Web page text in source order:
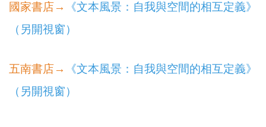
國家書店→ 《文本風景：自我與空間的相互定義》
（另開視窗）
五南書店→ 《文本風景：自我與空間的相互定義》
（另開視窗）